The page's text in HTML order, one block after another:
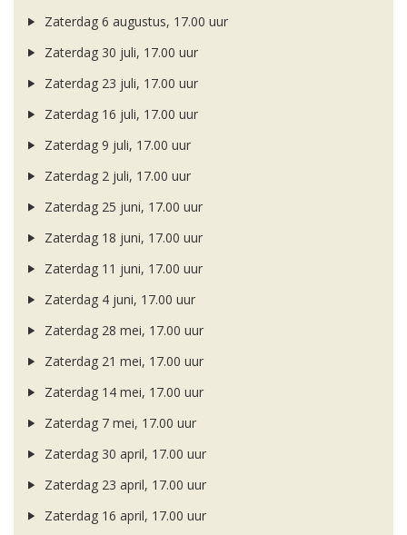
Zaterdag 6 augustus, 17.00 uur
Zaterdag 30 juli, 17.00 uur
Zaterdag 23 juli, 17.00 uur
Zaterdag 16 juli, 17.00 uur
Zaterdag 9 juli, 17.00 uur
Zaterdag 2 juli, 17.00 uur
Zaterdag 25 juni, 17.00 uur
Zaterdag 18 juni, 17.00 uur
Zaterdag 11 juni, 17.00 uur
Zaterdag 4 juni, 17.00 uur
Zaterdag 28 mei, 17.00 uur
Zaterdag 21 mei, 17.00 uur
Zaterdag 14 mei, 17.00 uur
Zaterdag 7 mei, 17.00 uur
Zaterdag 30 april, 17.00 uur
Zaterdag 23 april, 17.00 uur
Zaterdag 16 april, 17.00 uur